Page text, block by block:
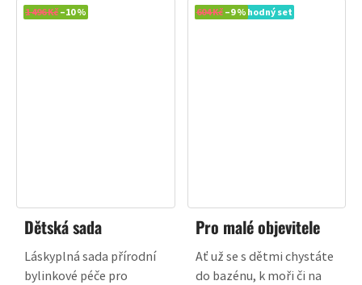
1 496 Kč –10 %
Dětská sada
Láskyplná sada přírodní
bylinkové péče pro
Novinka Výhodný set
604 Kč –9 %
Pro malé objevitele
Ať už se s dětmi chystáte
do bazénu, k moři či na